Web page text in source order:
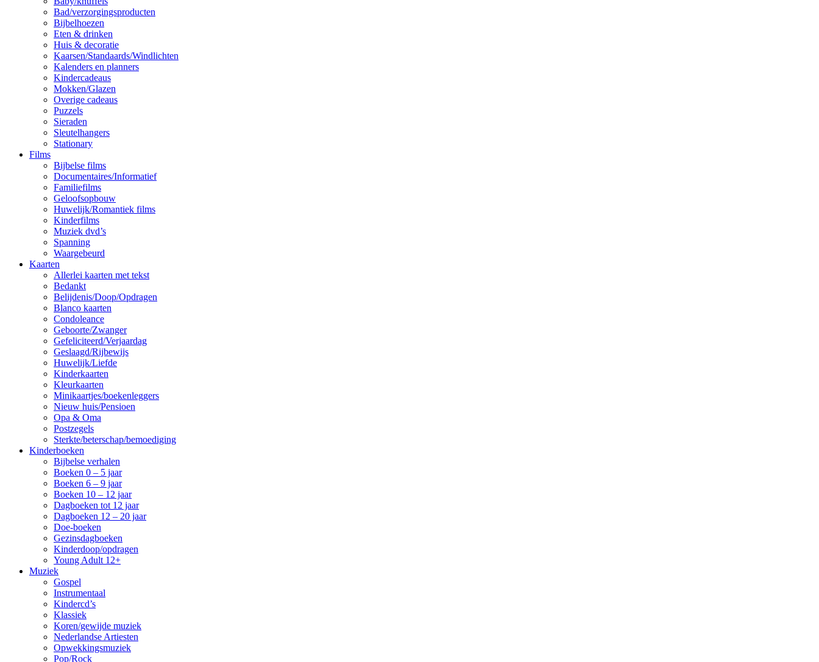
Bad/verzorgingsproducten
Bijbelhoezen
Eten & drinken
Huis & decoratie
Kaarsen/Standaards/Windlichten
Kalenders en planners
Kindercadeaus
Mokken/Glazen
Overige cadeaus
Puzzels
Sieraden
Sleutelhangers
Stationary
Films
Bijbelse films
Documentaires/Informatief
Familiefilms
Geloofsopbouw
Huwelijk/Romantiek films
Kinderfilms
Muziek dvd’s
Spanning
Waargebeurd
Kaarten
Allerlei kaarten met tekst
Bedankt
Belijdenis/Doop/Opdragen
Blanco kaarten
Condoleance
Geboorte/Zwanger
Gefeliciteerd/Verjaardag
Geslaagd/Rijbewijs
Huwelijk/Liefde
Kinderkaarten
Kleurkaarten
Minikaartjes/boekenleggers
Nieuw huis/Pensioen
Opa & Oma
Postzegels
Sterkte/beterschap/bemoediging
Kinderboeken
Bijbelse verhalen
Boeken 0 – 5 jaar
Boeken 6 – 9 jaar
Boeken 10 – 12 jaar
Dagboeken tot 12 jaar
Dagboeken 12 – 20 jaar
Doe-boeken
Gezinsdagboeken
Kinderdoop/opdragen
Young Adult 12+
Muziek
Gospel
Instrumentaal
Kindercd’s
Klassiek
Koren/gewijde muziek
Nederlandse Artiesten
Opwekkingsmuziek
Pop/Rock